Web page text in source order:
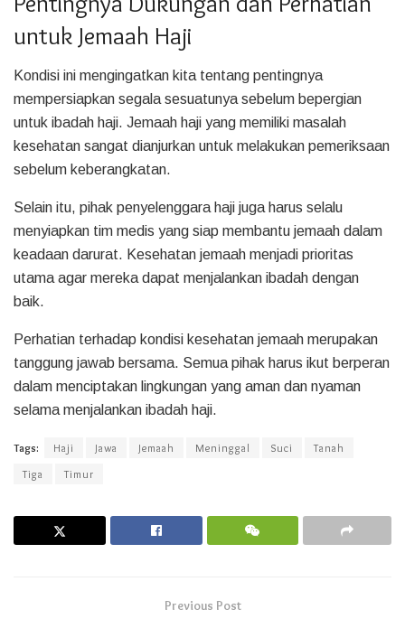
untuk Jemaah Haji
Kondisi ini mengingatkan kita tentang pentingnya
mempersiapkan segala sesuatunya sebelum bepergian
untuk ibadah haji. Jemaah haji yang memiliki masalah
kesehatan sangat dianjurkan untuk melakukan pemeriksaan
sebelum keberangkatan.
Selain itu, pihak penyelenggara haji juga harus selalu
menyiapkan tim medis yang siap membantu jemaah dalam
keadaan darurat. Kesehatan jemaah menjadi prioritas
utama agar mereka dapat menjalankan ibadah dengan
baik.
Perhatian terhadap kondisi kesehatan jemaah merupakan
tanggung jawab bersama. Semua pihak harus ikut berperan
dalam menciptakan lingkungan yang aman dan nyaman
selama menjalankan ibadah haji.
Tags: Haji Jawa Jemaah Meninggal Suci
Tanah
Tiga
Timur
Previous Post